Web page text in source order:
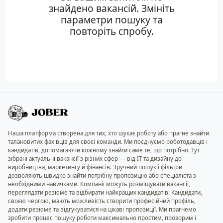
знайдено вакансій. Змініть
параметри пошуку та
повторіть спробу.
Наша платформа створена для тих, хто шукає роботу або прагне знайти
талановитих фахівців для своєї команди. Ми поєднуємо роботодавців і
кандидатів, допомагаючи кожному знайти саме те, що потрібно. Тут
зібрані актуальні вакансії з різних сфер — від IT та дизайну до
виробництва, маркетингу й фінансів. Зручний пошук і фільтри
дозволяють швидко знайти потрібну пропозицію або спеціаліста з
необхідними навичками. Компанії можуть розміщувати вакансії,
переглядати резюме та відбирати найкращих кандидатів. Кандидати,
своєю чергою, мають можливість створити професійний профіль,
додати резюме та відгукуватися на цікаві пропозиції. Ми прагнемо
зробити процес пошуку роботи максимально простим, прозорим і